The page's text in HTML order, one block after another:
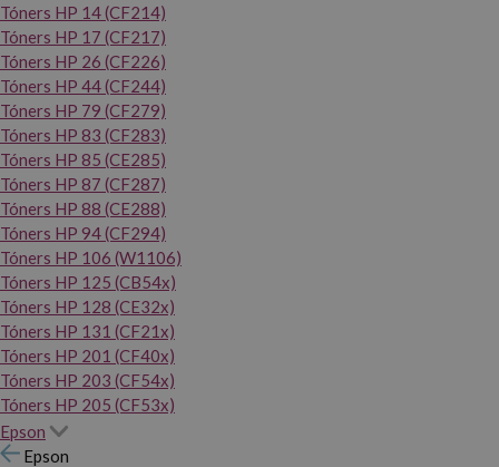
Tóners HP 14 (CF214)
Tóners HP 17 (CF217)
Tóners HP 26 (CF226)
Tóners HP 44 (CF244)
Tóners HP 79 (CF279)
Tóners HP 83 (CF283)
Tóners HP 85 (CE285)
Tóners HP 87 (CF287)
Tóners HP 88 (CE288)
Tóners HP 94 (CF294)
Tóners HP 106 (W1106)
Tóners HP 125 (CB54x)
Tóners HP 128 (CE32x)
Tóners HP 131 (CF21x)
Tóners HP 201 (CF40x)
Tóners HP 203 (CF54x)
Tóners HP 205 (CF53x)
Epson
Epson